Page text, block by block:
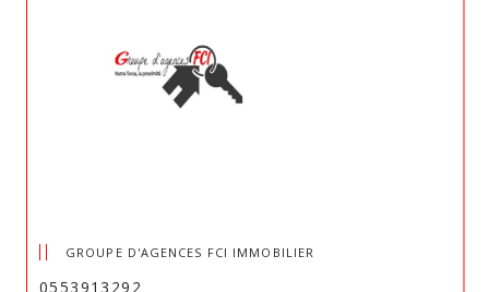
GROUPE D'AGENCES FCI IMMOBILIER
0553913292